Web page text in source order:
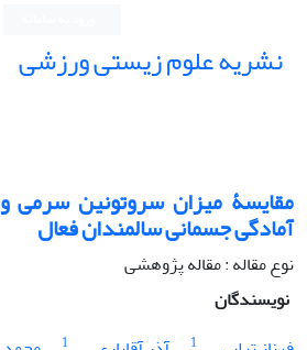
نشریه علوم زیستی ورزشی
مقایسۀ میزان سروتونین سرمی
آمادگی جسمانی سالمندان فعال
نوع مقاله : مقاله پژوهشی
نویسندگان
1
1